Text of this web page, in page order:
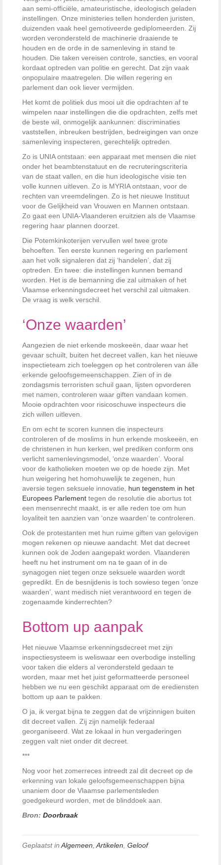
aan semi-officiële, amateuristische, ideologisch geladen
instellingen. Onze ministeries tellen honderden juristen,
duizenden vaak heel gemotiveerde gediplomeerden. Zij
worden verondersteld de machinerie draaiende te
houden en de orde in de samenleving in stand te
houden. Die taken vereisen controle, sancties, en vooral
kordaat optreden van politie en gerecht. Dat zijn vaak
onpopulaire maatregelen. Die willen regering en
parlement dan ook liever vermijden.
Het komt de politiek dus mooi uit die opdrachten af te
wimpelen naar instellingen die die opdrachten, zelfs met
de beste wil, onmogelijk aankunnen: discriminaties
vaststellen, inbreuken bestrijden, bedreigingen van onze
samenleving inspecteren, gerechtelijk optreden.
Zo is UNIA ontstaan: een apparaat met mensen die niet
onder het beambtenstatuut en de recruteringscriteria
van de staat vallen, en die hun ideologische visie ten
volle kunnen uitleven. Zo is MYRIA ontstaan, voor de
rechten van vreemdelingen. Zo is het nieuwe Instituut
voor de Gelijkheid van Vrouwen en Mannen ontstaan.
Zo gaat een UNIA-Vlaanderen eruitzien als de Vlaamse
regering haar plannen doorzet.
Die Potemkinkoterijen vervullen wel twee grote
behoeften. Ten eerste kunnen regering en parlement
aan het volk signaleren dat zij ‘handelen’, dat zij
optreden. En twee: die instellingen kunnen bemand
worden. Het is de bemanning die zal uitmaken of het
Vlaamse erkenningsdecreet het verschil zal uitmaken.
De vraag is welk verschil.
‘Onze waarden’
Aangezien de niet erkende moskeeën, daar waar het
gevaar schuilt, buiten het decreet vallen, kan het nieuwe
inspectieteam zich toeleggen op het controleren van álle
erkende geloofsgemeenschappen. Zien of in de
zondagsmis terroristen schuil gaan, lijsten opvorderen
met namen, controleren waar giften vandaan komen.
Mooie opdrachten voor risicoschuwe inspecteurs die
zich willen uitleven.
En om echt te scoren kunnen die inspecteurs
controleren of de moslims in hun erkende moskeeën, en
de christenen in hun kerken, wel prediken conform ons
verlicht samenlevingsmodel, ‘onze waarden’. Vooral
voor de katholieken moeten we op de hoede zijn. Met
hun weigering het homohuwelijk te zegenen, hun
aversie tegen seksuele innovatie, hun tegenstem in het
Europees Parlement tegen de resolutie die abortus tot
een mensenrecht maakt, is er alle reden toe om hun
loyaliteit ten aanzien van ‘onze waarden’ te controleren
Ook de protestanten met hun ruime giften van gelovigen
mogen rekenen op nieuwe aandacht. Met dat decreet
kunnen ook de Joden aangepakt worden. Vlaanderen
heeft nu het instrument om na te gaan of in de
synagogen niet tegen onze seksuele waarden wordt
gepredikt. En de besnijdenis is toch sowieso tegen ‘onze
waarden’, want medisch niet verantwoord en tegen de
zogenaamde kinderrechten?
Bottom up aanpak
Het nieuwe Vlaamse erkenningsdecreet met zijn
inspectiesysteem is weliswaar een overbodige instelling
voor taken die elders al verondersteld gedaan te
worden, maar met het juist geformatteerde personeel
hebben we nu een geschikt apparaat om de erediensten
bottom up aan te pakken.
O ja, ik vergat bijna te zeggen dat de vrijzinnigen buiten
dit decreet vallen. Zij zijn namelijk federaal
georganiseerd. Wat ze lokaal in hun vergaderingen
zeggen valt niet onder dit decreet.
***
Nog voor het zomerreces intreedt zal dit decreet op de
erkenning van lokale geloofsgemeenschappen bijna
unaniem door de Vlaamse parlementsleden
goedgekeurd worden, met de blinddoek aan.
Bron: Doorbraak
Geplaatst in Algemeen Artikelen Geloof